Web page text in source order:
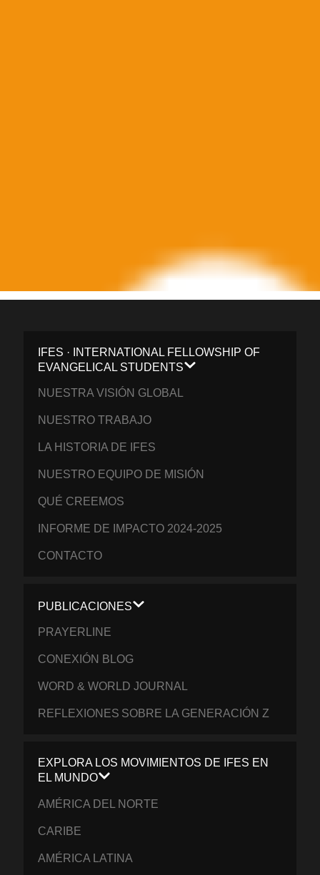
IFES · INTERNATIONAL FELLOWSHIP OF
EVANGELICAL STUDENTS
NUESTRA VISIÓN GLOBAL
NUESTRO TRABAJO
LA HISTORIA DE IFES
NUESTRO EQUIPO DE MISIÓN
QUÉ CREEMOS
INFORME DE IMPACTO 2024-2025
CONTACTO
PUBLICACIONES
PRAYERLINE
CONEXIÓN BLOG
WORD & WORLD JOURNAL
REFLEXIONES SOBRE LA GENERACIÓN Z
EXPLORA LOS MOVIMIENTOS DE IFES EN
EL MUNDO
AMÉRICA DEL NORTE
CARIBE
AMÉRICA LATINA